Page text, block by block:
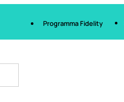
Programma Fidelity